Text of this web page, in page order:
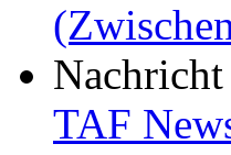
Nachricht
TAF